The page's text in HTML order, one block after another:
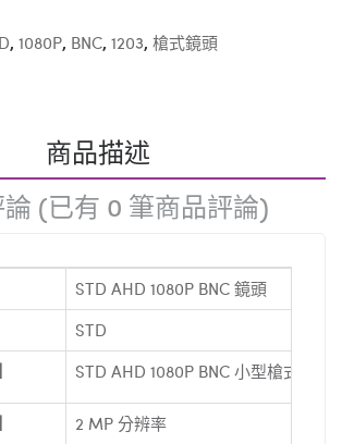
, 1080P, BNC, 1203, 槍式鏡頭
商品描述
(已有 0 筆商品評論)
STD AHD 1080P BNC 鏡頭
STD
STD AHD 1080P BNC小型槍式鏡頭
2 MP 分辨率